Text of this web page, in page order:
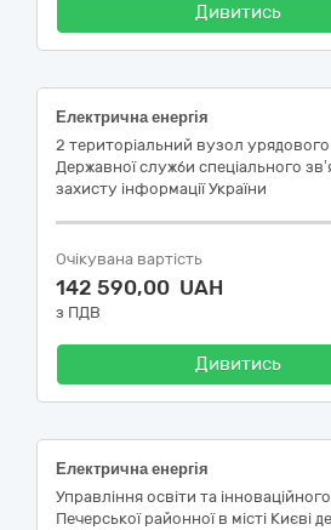
Дивитись
Електрична енергія
2 територіальний вузол урядового
Державної служби спеціального
захисту інформації України
Очікувана вартість
142 590,00 UAH
з ПДВ
Дивитись
Електрична енергія
Управління освіти та
Печерської районної в місті Києві